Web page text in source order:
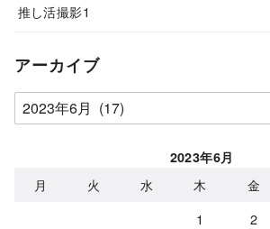
推し活撮影1
アーカイブ
ア
ー
2023年6月
月 火 水 木 金
1
2